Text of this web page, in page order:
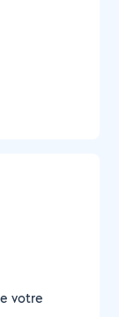
votre